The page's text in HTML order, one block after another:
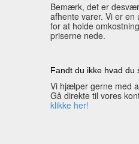
Bemærk, det er
afhente varer. Vi er en
for at holde
priserne nede.
Fandt du ikke hvad du
Vi hjælper gerne med
Gå direkte til vores
klikke her!